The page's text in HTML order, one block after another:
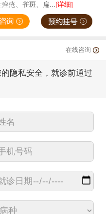
疮、雀斑、扁...[详细]
在线咨询
隐私安全，就诊前通过